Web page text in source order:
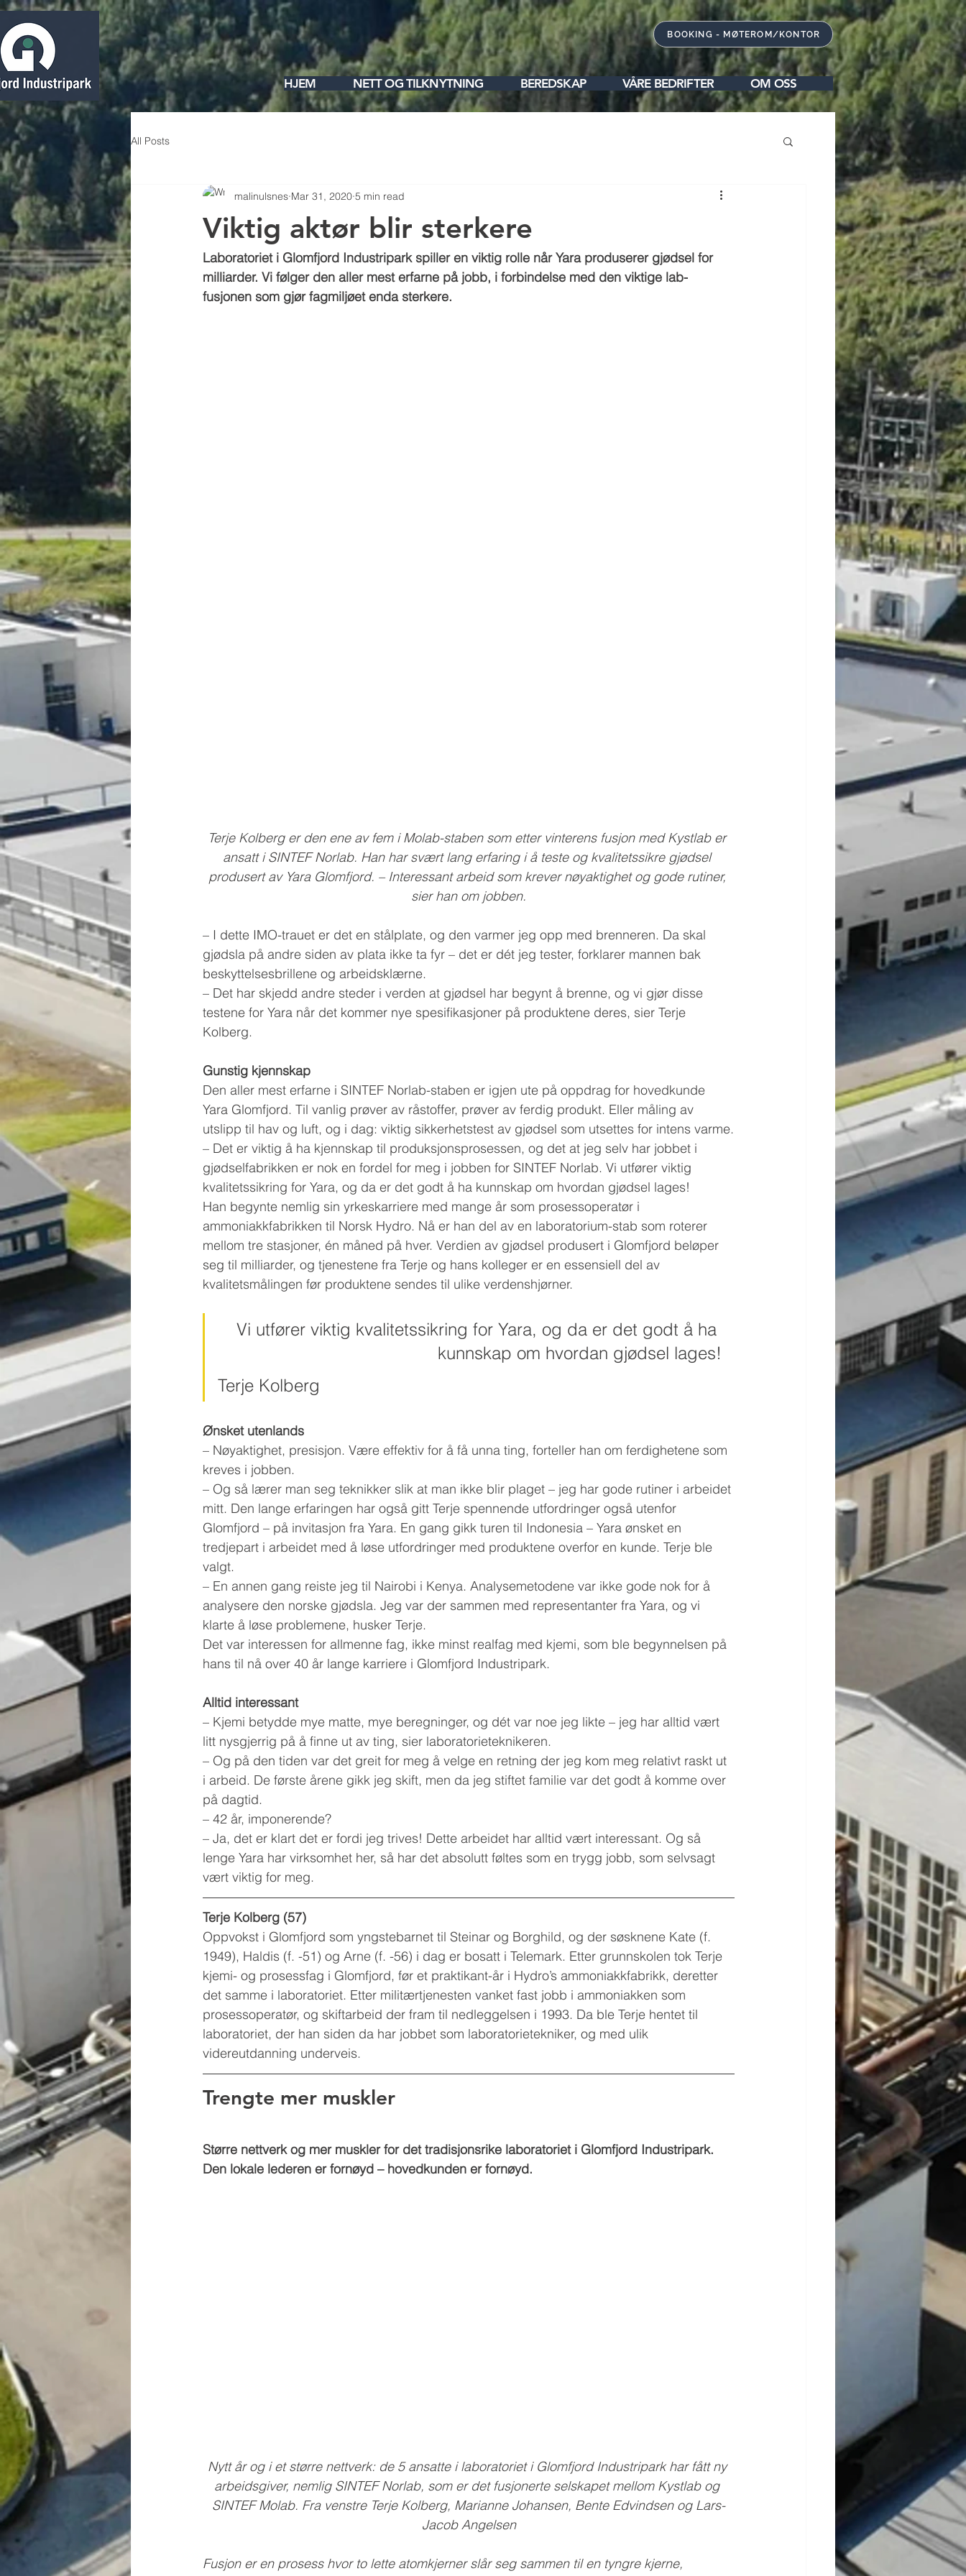
BOOKING - MØTEROM/KONTOR
HJEM NETT OG TILKNYTNING BEREDSKAP VÅRE BEDRIFTER OM OSS
All Posts
Viktig aktør blir sterkere
malinulsnes Mar 31, 2020 5 min read
Laboratoriet i Glomfjord Industripark spiller en viktig rolle når Yara produserer gjødsel for
milliarder. Vi følger den aller mest erfarne på jobb, i forbindelse med den viktige lab-
fusjonen som gjør fagmiljøet enda sterkere.
Terje Kolberg er den ene av fem i Molab-staben som etter vinterens fusjon med Kystlab er
ansatt i SINTEF Norlab. Han har svært lang erfaring i å teste og kvalitetssikre gjødsel
produsert av Yara Glomfjord. – Interessant arbeid som krever nøyaktighet og gode rutiner,
sier han om jobben.
– I dette IMO-trauet er det en stålplate, og den varmer jeg opp med brenneren. Da skal
gjødsla på andre siden av plata ikke ta fyr – det er dét jeg tester, forklarer mannen bak
beskyttelsesbrillene og arbeidsklærne.
– Det har skjedd andre steder i verden at gjødsel har begynt å brenne, og vi gjør disse
testene for Yara når det kommer nye spesifikasjoner på produktene deres, sier Terje
Kolberg.
Gunstig kjennskap
Den aller mest erfarne i SINTEF Norlab-staben er igjen ute på oppdrag for hovedkunde
Yara Glomfjord. Til vanlig prøver av råstoffer, prøver av ferdig produkt. Eller måling av
utslipp til hav og luft, og i dag: viktig sikkerhetstest av gjødsel som utsettes for intens varme.
– Det er viktig å ha kjennskap til produksjonsprosessen, og det at jeg selv har jobbet i
gjødselfabrikken er nok en fordel for meg i jobben for SINTEF Norlab. Vi utfører viktig
kvalitetssikring for Yara, og da er det godt å ha kunnskap om hvordan gjødsel lages!
Han begynte nemlig sin yrkeskarriere med mange år som prosessoperatør i
ammoniakkfabrikken til Norsk Hydro. Nå er han del av en laboratorium-stab som roterer
mellom tre stasjoner, én måned på hver. Verdien av gjødsel produsert i Glomfjord beløper
seg til milliarder, og tjenestene fra Terje og hans kolleger er en essensiell del av
kvalitetsmålingen før produktene sendes til ulike verdenshjørner.
Vi utfører viktig kvalitetssikring for Yara, og da er det godt å ha
kunnskap om hvordan gjødsel lages!
Terje Kolberg
Ønsket utenlands
– Nøyaktighet, presisjon. Være effektiv for å få unna ting, forteller han om ferdighetene som
kreves i jobben.
– Og så lærer man seg teknikker slik at man ikke blir plaget – jeg har gode rutiner i arbeidet
mitt. Den lange erfaringen har også gitt Terje spennende utfordringer også utenfor
Glomfjord – på invitasjon fra Yara. En gang gikk turen til Indonesia – Yara ønsket en
tredjepart i arbeidet med å løse utfordringer med produktene overfor en kunde. Terje ble
valgt.
– En annen gang reiste jeg til Nairobi i Kenya. Analysemetodene var ikke gode nok for å
analysere den norske gjødsla. Jeg var der sammen med representanter fra Yara, og vi
klarte å løse problemene, husker Terje.
Det var interessen for allmenne fag, ikke minst realfag med kjemi, som ble begynnelsen på
hans til nå over 40 år lange karriere i Glomfjord Industripark.
Alltid interessant
– Kjemi betydde mye matte, mye beregninger, og dét var noe jeg likte – jeg har alltid vært
litt nysgjerrig på å finne ut av ting, sier laboratorieteknikeren.
– Og på den tiden var det greit for meg å velge en retning der jeg kom meg relativt raskt ut
i arbeid. De første årene gikk jeg skift, men da jeg stiftet familie var det godt å komme over
på dagtid.
– 42 år, imponerende?
– Ja, det er klart det er fordi jeg trives! Dette arbeidet har alltid vært interessant. Og så
lenge Yara har virksomhet her, så har det absolutt føltes som en trygg jobb, som selvsagt
vært viktig for meg.
Terje Kolberg (57)
Oppvokst i Glomfjord som yngstebarnet til Steinar og Borghild, og der søsknene Kate (f.
1949), Haldis (f. -51) og Arne (f. -56) i dag er bosatt i Telemark. Etter grunnskolen tok Terje
kjemi- og prosessfag i Glomfjord, før et praktikant-år i Hydro’s ammoniakkfabrikk, deretter
det samme i laboratoriet. Etter militærtjenesten vanket fast jobb i ammoniakken som
prosessoperatør, og skiftarbeid der fram til nedleggelsen i 1993. Da ble Terje hentet til
laboratoriet, der han siden da har jobbet som laboratorietekniker, og med ulik
videreutdanning underveis.
Trengte mer muskler
Større nettverk og mer muskler for det tradisjonsrike laboratoriet i Glomfjord Industripark.
Den lokale lederen er fornøyd – hovedkunden er fornøyd.
Nytt år og i et større nettverk: de 5 ansatte i laboratoriet i Glomfjord Industripark har fått ny
arbeidsgiver, nemlig SINTEF Norlab, som er det fusjonerte selskapet mellom Kystlab og
SINTEF Molab. Fra venstre Terje Kolberg, Marianne Johansen, Bente Edvindsen og Lars-
Jacob Angelsen
Fusjon er en prosess hvor to lette atomkjerner slår seg sammen til en tyngre kjerne,